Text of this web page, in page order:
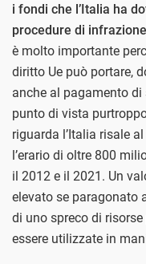
i fondi che l’Italia ha
procedure di
è molto importante
diritto Ue può portare,
anche al pagamento
punto di vista
riguarda l’Italia risale
l’erario di oltre 800
il 2012 e il 2021. Un
elevato se paragonato
di uno spreco di
essere utilizzate in